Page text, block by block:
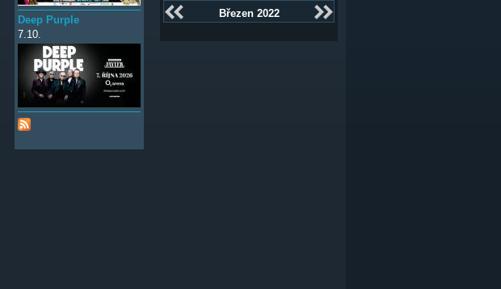
Březen 2022
Deep Purple
7.10.